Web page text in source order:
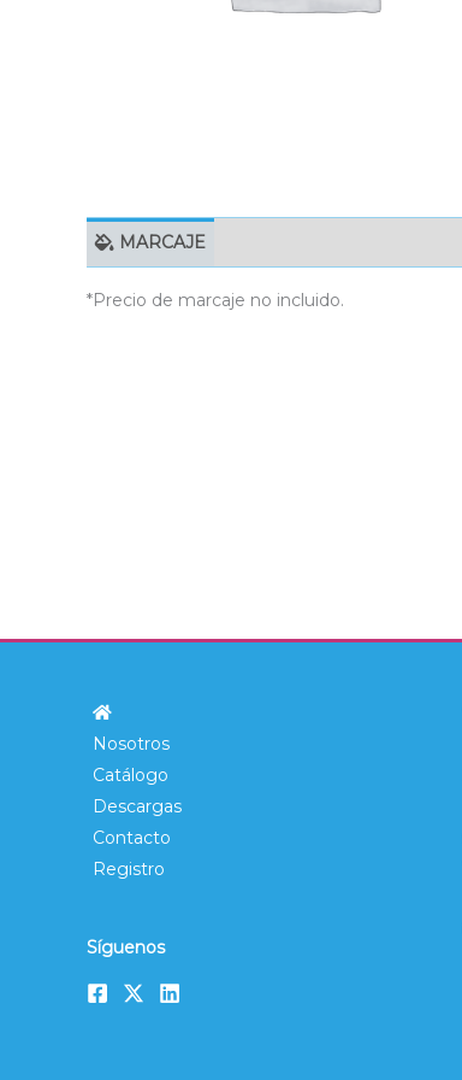
MARCAJE
*Precio de marcaje no incluido.
Nosotros
Catálogo
Descargas
Contacto
Registro
Síguenos